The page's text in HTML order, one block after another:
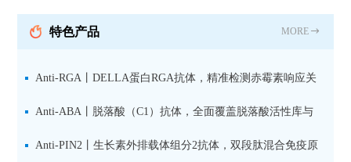
抗 现货
特色产品 MORE
Anti-RGA丨DELLA蛋白RGA抗体，精准检测赤霉素响应关
键抑制因子
Anti-ABA丨脱落酸（C1）抗体，全面覆盖脱落酸活性库与
储存库
Anti-PIN2丨生长素外排载体组分2抗体，双段肽混合免疫原